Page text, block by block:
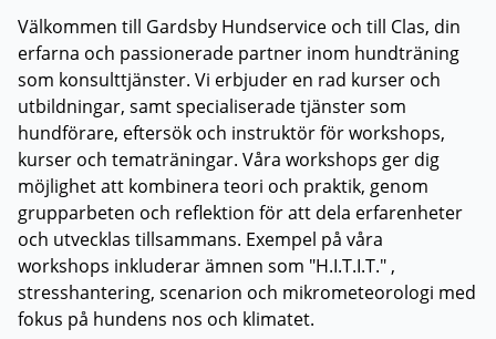
Välkommen till Gardsby Hundservice och till Clas, din
erfarna och passionerade partner inom hundträning
som konsulttjänster. Vi erbjuder en rad kurser och
utbildningar, samt specialiserade tjänster som
hundförare, eftersök och instruktör för workshops,
kurser och tematräningar. Våra workshops ger dig
möjlighet att kombinera teori och praktik, genom
grupparbeten och reflektion för att dela erfarenheter
och utvecklas tillsammans. Exempel på våra
workshops inkluderar ämnen som "H.I.T.I.T." ,
stresshantering, scenarion och mikrometeorologi med
fokus på hundens nos och klimatet.